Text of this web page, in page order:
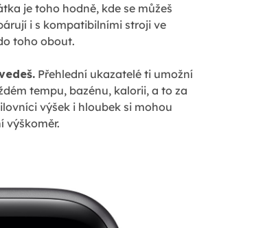
je toho hodně, kde se můžeš
i s kompatibilními stroji ve
toho obout.
Přehlední ukazatelé ti umožní
tempu, bazénu, kalorii, a to za
výšek i hloubek si mohou
výškoměr.